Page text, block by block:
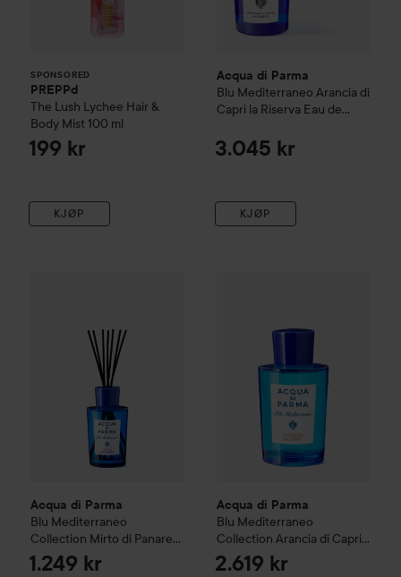
SPONSORED
PREPPd
The Lush Lychee Hair &
Body Mist 100 ml
199 kr
KJØP
Acqua di Parma
Blu Mediterraneo Arancia di
Capri la Riserva Eau de
3.045 kr
KJØP
Acqua di Parma
Blu Mediterraneo
Collection Mirto di Panarea
Diffuser180 ml
1.249 kr
Acqua di Parma
Blu Mediterraneo
Collection Arancia di Capri
Eau de Toilette
2.619 kr